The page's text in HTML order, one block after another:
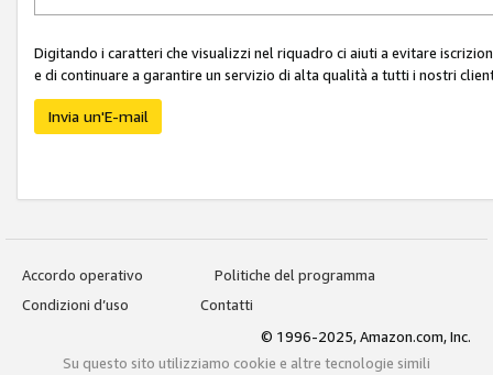
Digitando i caratteri che visualizzi nel riquadro ci aiuti a evitare
e di continuare a garantire un servizio di alta qualità a tutti i nostri
Invia un'E-mail
Accordo operativo
Politiche del programma
Condizioni d’uso
Contatti
© 1996-2025, Amazon.com, Inc.
Su questo sito utilizziamo cookie e altre tecnologie simili